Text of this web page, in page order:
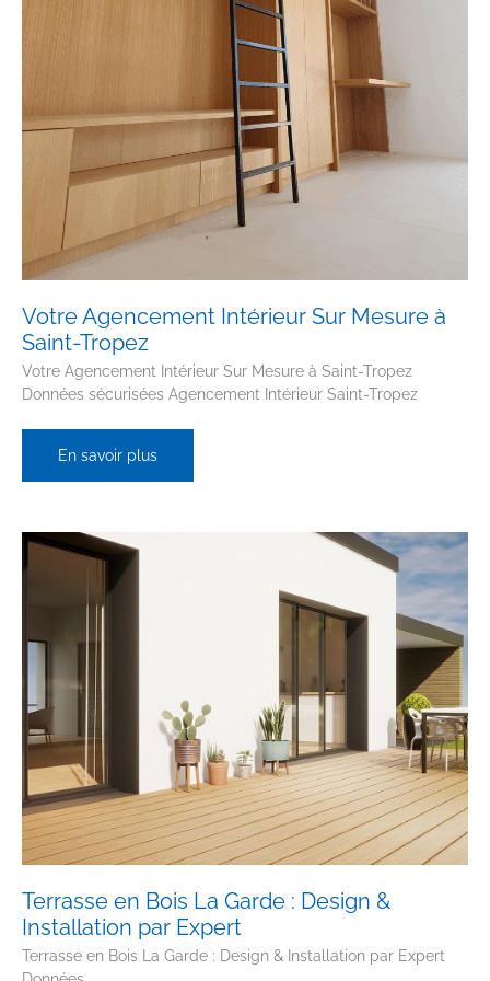
Votre Agencement Intérieur Sur Mesure à
Saint-Tropez
Votre Agencement Intérieur Sur Mesure à Saint-Tropez
Données sécurisées Agencement Intérieur Saint-Tropez
Votre
Agencement
Intérieur
à
Saint-
Tropez
En savoir plus
Terrasse en Bois La Garde : Design &
Installation par Expert
Terrasse en Bois La Garde : Design & Installation par Expert